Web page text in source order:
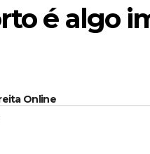
é algo
Online